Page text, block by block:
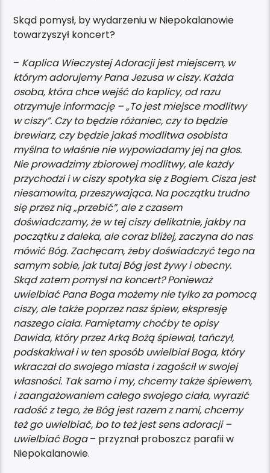
Skąd pomysł, by wydarzeniu w Niepokalanowie
towarzyszył koncert?
– Kaplica Wieczystej Adoracji jest miejscem, w
którym adorujemy Pana Jezusa w ciszy. Każda
osoba, która chce wejść do kaplicy, od razu
otrzymuje informację – „To jest miejsce modlitwy
w ciszy”. Czy to będzie różaniec, czy to będzie
brewiarz, czy będzie jakaś modlitwa osobista
myślna to właśnie nie wypowiadamy jej na głos.
Nie prowadzimy zbiorowej modlitwy, ale każdy
przychodzi i w ciszy spotyka się z Bogiem. Cisza jest
niesamowita, przeszywająca. Na początku trudno
się przez nią „przebić”, ale z czasem
doświadczamy, że w tej ciszy delikatnie, jakby na
początku z daleka, ale coraz bliżej, zaczyna do nas
mówić Bóg. Zachęcam, żeby doświadczyć tego na
samym sobie, jak tutaj Bóg jest żywy i obecny.
Skąd zatem pomysł na koncert? Ponieważ
uwielbiać Pana Boga możemy nie tylko za pomocą
ciszy, ale także poprzez nasz śpiew, ekspresję
naszego ciała. Pamiętamy choćby te opisy
Dawida, który przez Arką Bożą śpiewał, tańczył,
podskakiwał i w ten sposób uwielbiał Boga, który
wkraczał do swojego miasta i zagościł w swojej
własności. Tak samo i my, chcemy także śpiewem,
i zaangażowaniem całego swojego ciała, wyrazić
radość z tego, że Bóg jest razem z nami, chcemy
też go uwielbiać, bo to też jest sens adoracji –
uwielbiać Boga– przyznał proboszcz parafii w
Niepokalanowie.